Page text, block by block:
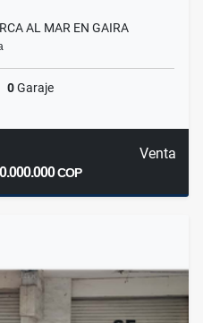
AL MAR EN GAIRA
0Garaje
Venta
COP